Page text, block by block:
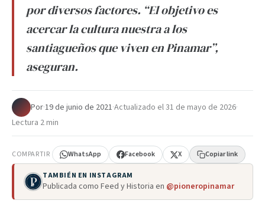
por diversos factores. “El objetivo es
acercar la cultura nuestra a los
santiagueños que viven en Pinamar”,
aseguran.
Por·19 de junio de 2021·Actualizado el31 de mayo de 2026·
Lectura 2 min
COMPARTIR WhatsApp Facebook X Copiar link
TAMBIÉN EN INSTAGRAM
Publicada como Feed y Historia en @pioneropinamar